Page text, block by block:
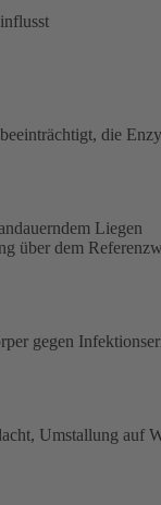
die
Liegen
über dem
gegen
Umstallung